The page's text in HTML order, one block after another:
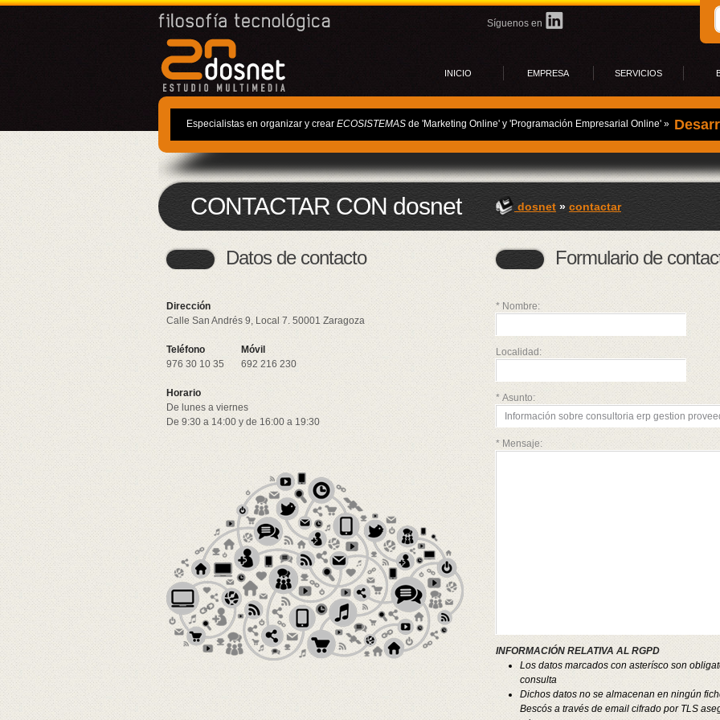
Síguenos en
INICIO EMPRESA SERVICIOS
Especialistas en organizar y crear ECOSISTEMAS de 'Marketing Online' y 'Programación Empresarial Online' »
E-
CONTACTAR CON dosnet dosnet » contactar
Datos de contacto
Dirección
Calle San Andrés 9, Local 7. 50001 Zaragoza
Teléfono
Móvil
976 30 10 35
692 216 230
Horario
De lunes a viernes
De 9:30 a 14:00 y de 16:00 a 19:30
Formulario de
* Nombre:
Localidad:
* Asunto:
* Mensaje:
INFORMACIÓN RELATIVA AL RGPD
Los datos marcados con asterísco son
consulta
Dichos datos no se almacenan en ningún
Bescós a través de email cifrado por TLS